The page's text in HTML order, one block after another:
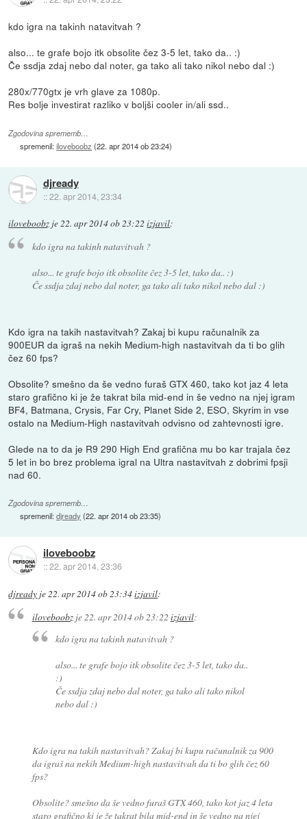
kdo igra na takinh natavitvah ?
also... te grafe bojo itk obsolite čez 3-5 let, tako da.. :)
Če ssdja zdaj nebo dal noter, ga tako ali tako nikol nebo dal :)
280x/770gtx je vrh glave za 1080p.
Res bolje investirat razliko v boljši cooler in/ali ssd..
Zgodovina sprememb…
spremenil:iloveboobz (22. apr 2014 ob 23:24)
djready
::22. apr 2014, 23:34
iloveboobz je22. apr 2014 ob 23:22 izjavil:
kdo igra na takinh natavitvah ?
also... te grafe bojo itk obsolite čez 3-5 let, tako da.. :)
Če ssdja zdaj nebo dal noter, ga tako ali tako nikol nebo dal :)
Kdo igra na takih nastavitvah? Zakaj bi kupu računalnik za
900EUR da igraš na nekih Medium-high nastavitvah da ti bo glih
čez 60 fps?
Obsolite? smešno da še vedno furaš GTX 460, tako kot jaz 4 leta
staro grafično ki je že takrat bila mid-end in še vedno na njej igram
BF4, Batmana, Crysis, Far Cry, Planet Side 2, ESO, Skyrim in vse
ostalo na Medium-High nastavitvah odvisno od zahtevnosti igre.
Glede na to da je R9 290 High End grafična mu bo kar trajala čez
5 let in bo brez problema igral na Ultra nastavitvah z dobrimi fpsji
nad 60.
Zgodovina sprememb…
spremenil:djready (22. apr 2014 ob 23:35)
iloveboobz
::22. apr 2014, 23:36
djready je22. apr 2014 ob 23:34izjavil:
iloveboobzje 22. apr 2014 ob 23:22 izjavil:
kdo igra na takinh natavitvah ?
also... te grafe bojo itk obsolite čez 3-5 let, tako da..
:)
Če ssdja zdaj nebo dal noter, ga tako ali tako nikol
nebo dal :)
Kdo igra na takih nastavitvah? Zakaj bi kupu računalnik za 900
da igraš na nekih Medium-high nastavitvah da ti bo glih čez 60
fps?
Obsolite? smešno da še vedno furaš GTX 460, tako kot jaz 4 leta
staro grafično ki je že takrat bila mid-end in še vedno na njej